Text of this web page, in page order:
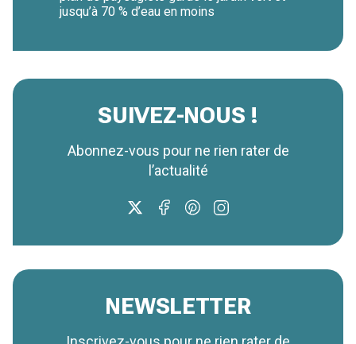
jusqu’à 70 % d’eau en moins
SUIVEZ-NOUS !
Abonnez-vous pour ne rien rater de
l’actualité
NEWSLETTER